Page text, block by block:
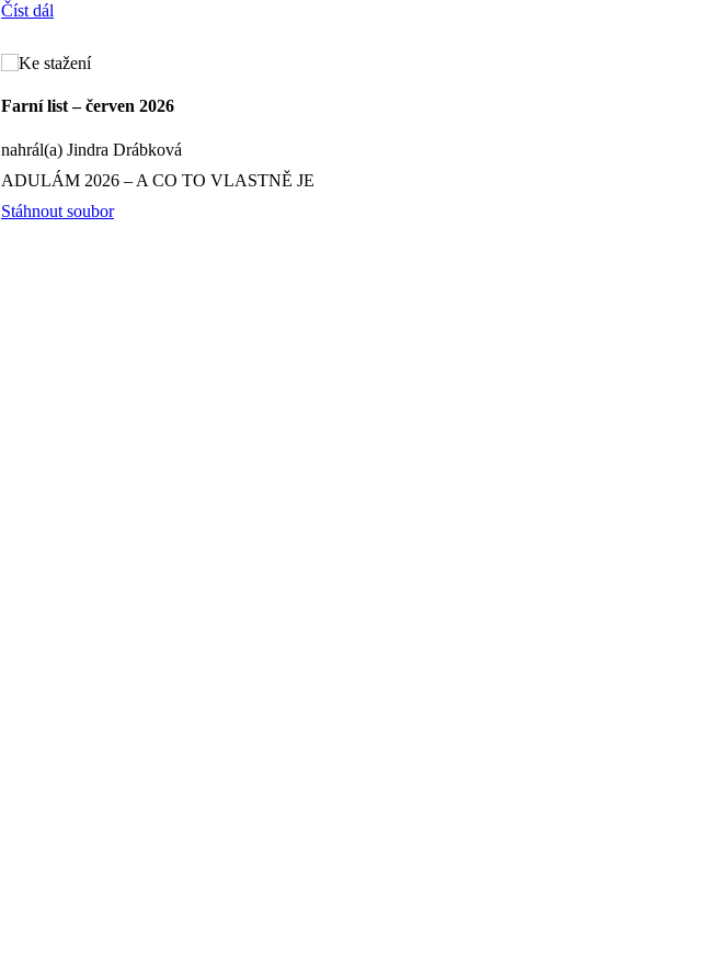
Číst dál
Farní list – červen 2026
nahrál(a) Jindra Drábková
ADULÁM 2026 – A CO TO VLASTNĚ JE
Stáhnout soubor